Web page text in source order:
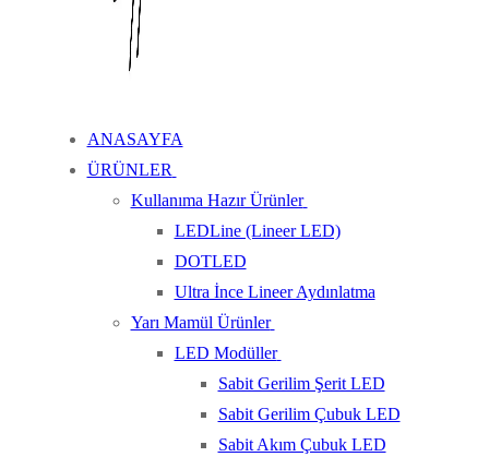
ANASAYFA
ÜRÜNLER
Kullanıma Hazır Ürünler
LEDLine (Lineer LED)
DOTLED
Ultra İnce Lineer Aydınlatma
Yarı Mamül Ürünler
LED Modüller
Sabit Gerilim Şerit LED
Sabit Gerilim Çubuk LED
Sabit Akım Çubuk LED